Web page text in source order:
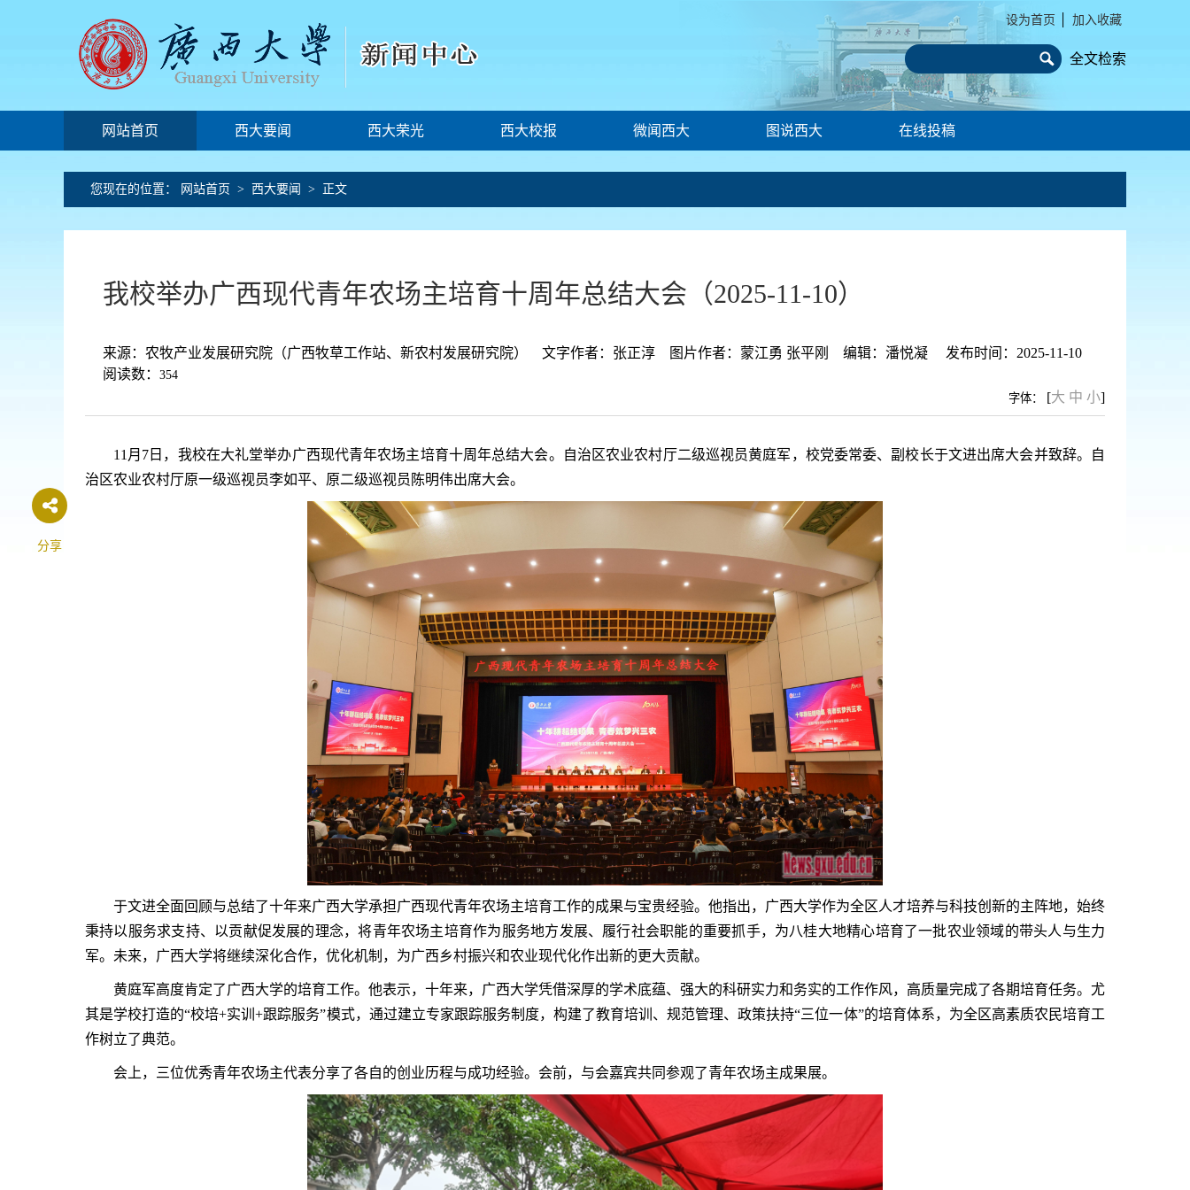
设为首页 加入收藏
全文检索
网站首页 西大要闻 西大荣光 西大校报 微闻西大 图说西大 在线投稿
您现在的位置： 网站首页 > 西大要闻 > 正文
我校举办广西现代青年农场主培育十周年总结大会（2025-11-10）
来源：农牧产业发展研究院（广西牧草工作站、新农村发展研究院） 文字作者：张正淳 图片作者：蒙江勇 张平刚 编辑：潘悦凝 发布时间：2025-11-10
阅读数： 354
字体：
[大 中 小]
分享
11月7日，我校在大礼堂举办广西现代青年农场主培育十周年总结大会。自治区农业农村厅二级巡视员黄庭军，校党委常委、副校长于文进出席大会并致辞。自
治区农业农村厅原一级巡视员李如平、原二级巡视员陈明伟出席大会。
于文进全面回顾与总结了十年来广西大学承担广西现代青年农场主培育工作的成果与宝贵经验。他指出，广西大学作为全区人才培养与科技创新的主阵地，始终
秉持以服务求支持、以贡献促发展的理念，将青年农场主培育作为服务地方发展、履行社会职能的重要抓手，为八桂大地精心培育了一批农业领域的带头人与生力
军。未来，广西大学将继续深化合作，优化机制，为广西乡村振兴和农业现代化作出新的更大贡献。
黄庭军高度肯定了广西大学的培育工作。他表示，十年来，广西大学凭借深厚的学术底蕴、强大的科研实力和务实的工作作风，高质量完成了各期培育任务。尤
其是学校打造的“校培+实训+跟踪服务”模式，通过建立专家跟踪服务制度，构建了教育培训、规范管理、政策扶持“三位一体”的培育体系，为全区高素质农民培育工
作树立了典范。
会上，三位优秀青年农场主代表分享了各自的创业历程与成功经验。会前，与会嘉宾共同参观了青年农场主成果展。